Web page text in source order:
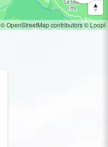
© OpenStreetMap contributors© Loopi